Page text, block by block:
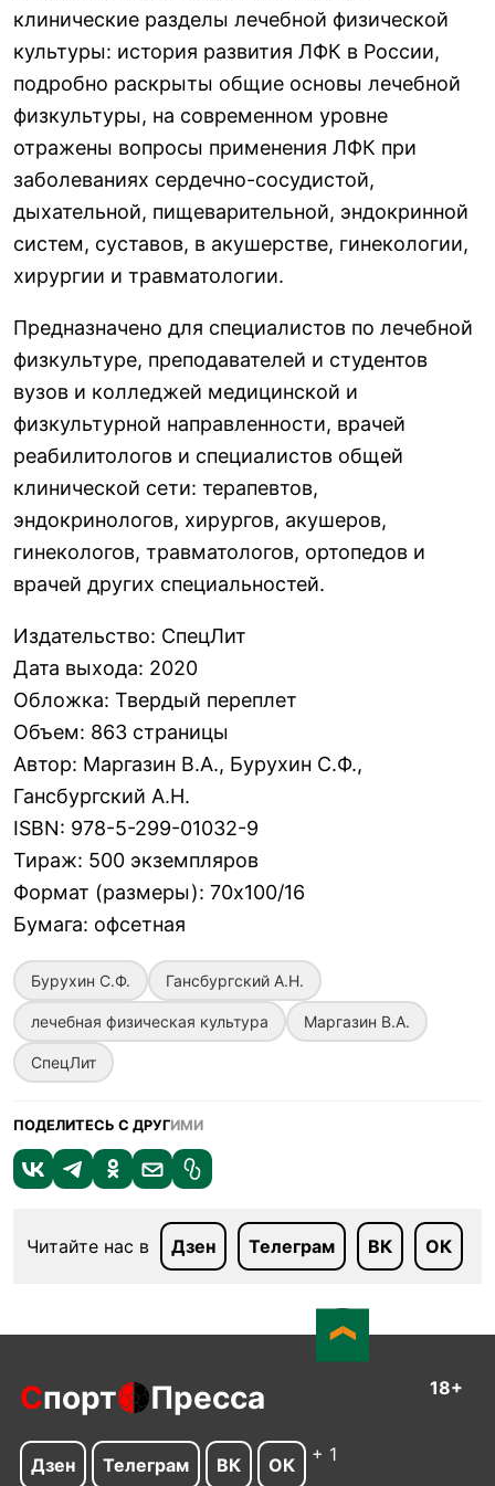
клинические разделы лечебной физической
культуры: история развития ЛФК в России,
подробно раскрыты общие основы лечебной
физкультуры, на современном уровне
отражены вопросы применения ЛФК при
заболеваниях сердечно-сосудистой,
дыхательной, пищеварительной, эндокринной
систем, суставов, в акушерстве, гинекологии,
хирургии и травматологии.
Предназначено для специалистов по лечебной
физкультуре, преподавателей и студентов
вузов и колледжей медицинской и
физкультурной направленности, врачей
реабилитологов и специалистов общей
клинической сети: терапевтов,
эндокринологов, хирургов, акушеров,
гинекологов, травматологов, ортопедов и
врачей других специальностей.
Издательство: СпецЛит
Дата выхода: 2020
Обложка: Твердый переплет
Объем: 863 страницы
Автор: Маргазин В.А., Бурухин С.Ф.,
Гансбургский А.Н.
ISBN: 978-5-299-01032-9
Тираж: 500 экземпляров
Формат (размеры): 70х100/16
Бумага: офсетная
Бурухин С.Ф. Гансбургский А.Н.
лечебная физическая культура Маргазин В.А.
СпецЛит
ПОДЕЛИТЕСЬ С ДРУГИМИ
Читайте нас в Дзен Телеграм ВК ОК
Спорт Пресса 18+
Дзен Телеграм ВК ОК + 1